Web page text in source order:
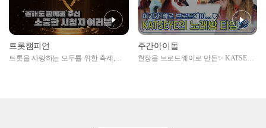
트롯챔피언
트롯을 사랑하는 모두를 위한 축제,
주간아이돌
현장을 브로드웨이로 만든✨ KATSEYE